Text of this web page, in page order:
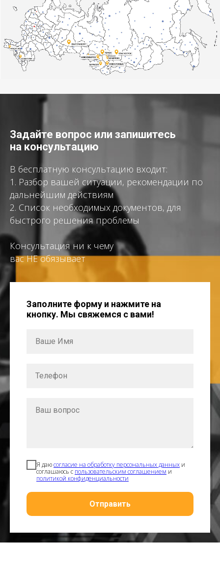
Задайте вопрос или запишитесь
на консультацию
В бесплатную консультацию входит:
1. Разбор вашей ситуации, рекомендации по
дальнейшим действиям
2. Список необходимых документов, для
быстрого решения проблемы
Консультация ни к чему
вас НЕ обязывает
Заполните форму и нажмите на
кнопку. Мы свяжемся с вами!
Ваше Имя
Телефон
Ваш вопрос
Я даюсогласие на обработку персональных данных и
соглашаюсь с пользовательским соглашением и
политикой конфиденциальности
Отправить